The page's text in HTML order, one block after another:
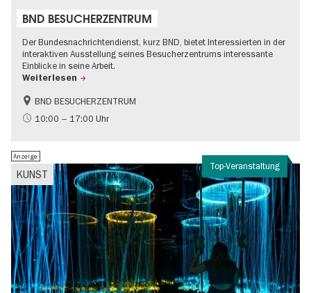
BND BESUCHERZENTRUM
Der Bundesnachrichtendienst, kurz BND, bietet Interessierten in der
interaktiven Ausstellung seines Besucherzentrums interessante
Einblicke in seine Arbeit.
Weiterlesen
Geschichte
Gratis
BND BESUCHERZENTRUM
10:00 – 17:00 Uhr
Top-Veranstaltung
KUNST
Anzeige